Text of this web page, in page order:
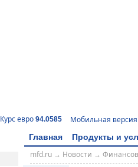
Курс евро 94.0585 Мобильная версия
Главная Продукты и
mfd.ru→ Новости →